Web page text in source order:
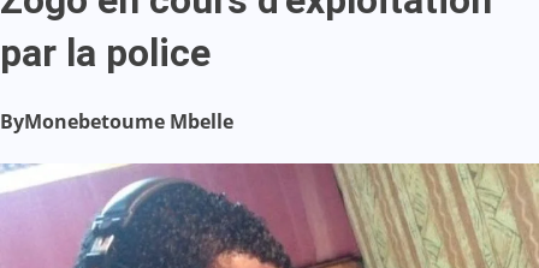
par la police
ByMonebetoume Mbelle